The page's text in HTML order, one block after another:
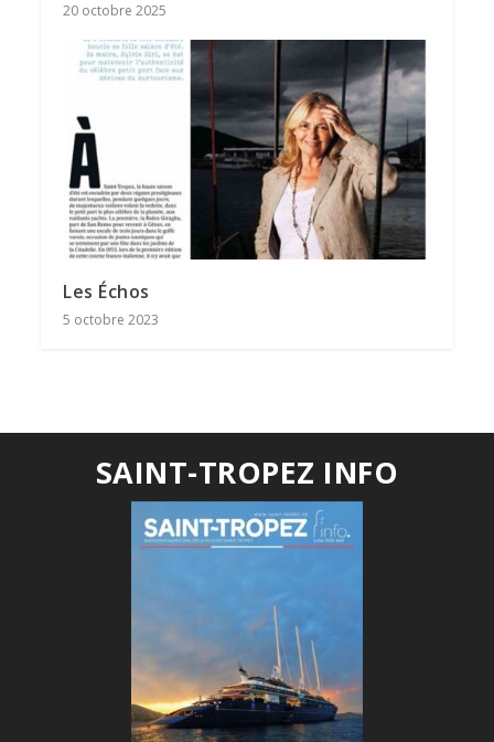
20 octobre 2025
Les Échos
5 octobre 2023
SAINT-TROPEZ INFO